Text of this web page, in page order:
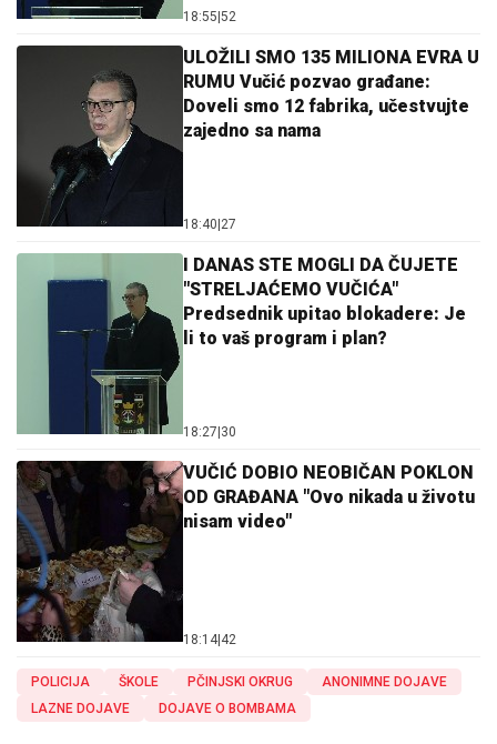
18:55 52
ULOŽILI SMO 135 MILIONA EVRA U
RUMU Vučić pozvao građane:
Doveli smo 12 fabrika, učestvujte
zajedno sa nama
18:40 27
I DANAS STE MOGLI DA ČUJETE
"STRELJAĆEMO VUČIĆA"
Predsednik upitao blokadere: Je
li to vaš program i plan?
18:27 30
VUČIĆ DOBIO NEOBIČAN POKLON
OD GRAĐANA "Ovo nikada u životu
nisam video"
18:14 42
POLICIJA ŠKOLE PČINJSKI OKRUG
ANONIMNE DOJAVE
LAZNE DOJAVE
DOJAVE O BOMBAMA